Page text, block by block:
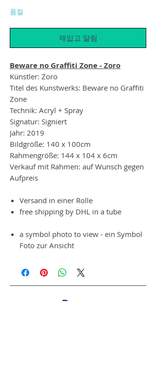
품절
재입고 알림
Beware no Graffiti Zone - Zoro
Künstler: Zoro
Titel des Kunstwerks: Beware no Graffiti
Zone
Technik: Acryl + Spray
Signatur: Signiert
Jahr: 2019
Bildgröße: 140 x 100cm
Rahmengröße: 144 x 104 x 6cm
Verkauf mit Rahmen: auf Wunsch gegen
Aufpreis
Versand in einer Rolle
free shipping by DHL in a tube
a symbol photo to view - ein Symbol
Foto zur Ansicht